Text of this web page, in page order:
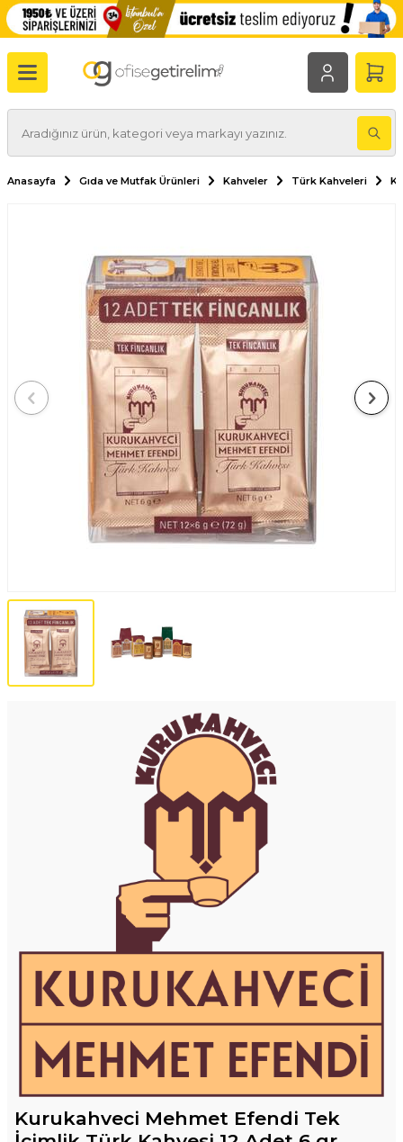
Anasayfa Gıda ve Mutfak Ürünleri Kahveler Türk Kahveleri
Kurukahveci Mehmet Efendi Tek